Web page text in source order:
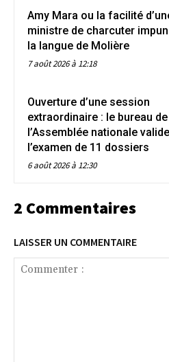
Amy Mara ou la facilité
ministre de charcuter
la langue de Molière
7 août 2026 à 12:18
Ouverture d’une session
extraordinaire : le bureau de
l’Assemblée nationale valide
l’examen de 11 dossiers
6 août 2026 à 12:30
2 Commentaires
LAISSER UN COMMENTAIRE